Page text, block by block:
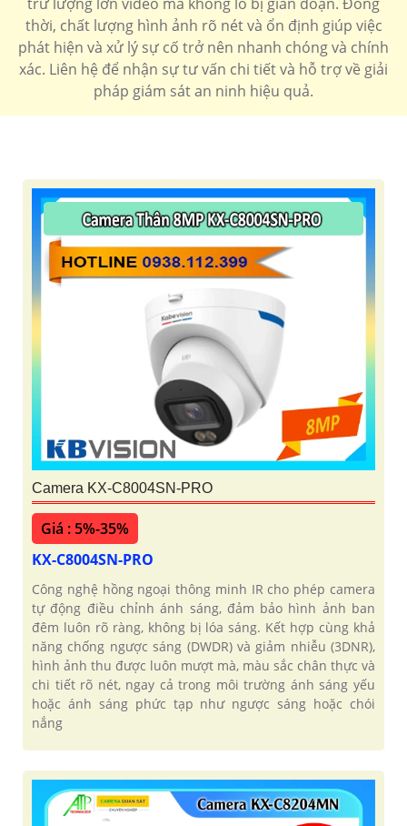
'
trữ lượng lớn video mà không lo bị gián đoạn. Đồng
thời, chất lượng hình ảnh rõ nét và ổn định giúp việc
phát hiện và xử lý sự cố trở nên nhanh chóng và chính
xác. Liên hệ để nhận sự tư vấn chi tiết và hỗ trợ về giải
pháp giám sát an ninh hiệu quả.
Camera KX-C8004SN-PRO
Giá : 5%-35%
KX-C8004SN-PRO
Công nghệ hồng ngoại thông minh IR cho phép camera
tự động điều chỉnh ánh sáng, đảm bảo hình ảnh ban
đêm luôn rõ ràng, không bị lóa sáng. Kết hợp cùng khả
năng chống ngược sáng (DWDR) và giảm nhiễu (3DNR),
hình ảnh thu được luôn mượt mà, màu sắc chân thực và
chi tiết rõ nét, ngay cả trong môi trường ánh sáng yếu
hoặc ánh sáng phức tạp như ngược sáng hoặc chói
nắng